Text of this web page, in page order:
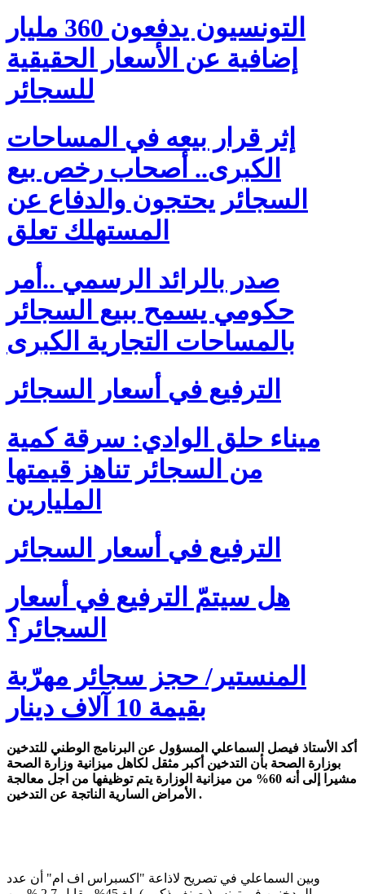
التونسيون يدفعون 360 مليار
إضافية عن الأسعار الحقيقية
للسجائر
إثر قرار بيعه في المساحات
الكبرى.. أصحاب رخص بيع
السجائر يحتجون والدفاع عن
المستهلك تعلق
صدر بالرائد الرسمي ..أمر
حكومي يسمح ببيع السجائر
بالمساحات التجارية الكبرى
الترفيع في أسعار السجائر
ميناء حلق الوادي: سرقة كمية
من السجائر تناهز قيمتها
المليارين
الترفيع في أسعار السجائر
هل سيتمّ الترفيع في أسعار
السجائر؟
المنستير/ حجز سجائر مهرّبة
بقيمة 10 آلاف دينار
أكد الأستاذ فيصل السماعلي المسؤول عن البرنامج الوطني للتدخين
بوزارة الصحة بأن التدخين أكبر مثقل لكاهل ميزانية وزارة الصحة
مشيرا إلى أنه 60% من ميزانية الوزارة يتم توظيفها من اجل معالجة
الأمراض السارية الناتجة عن التدخين .
وبين السماعلي في تصريح لاذاعة "اكسبراس اف ام" أن عدد